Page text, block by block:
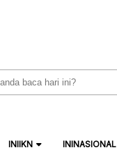
INIIKN ININASIONAL